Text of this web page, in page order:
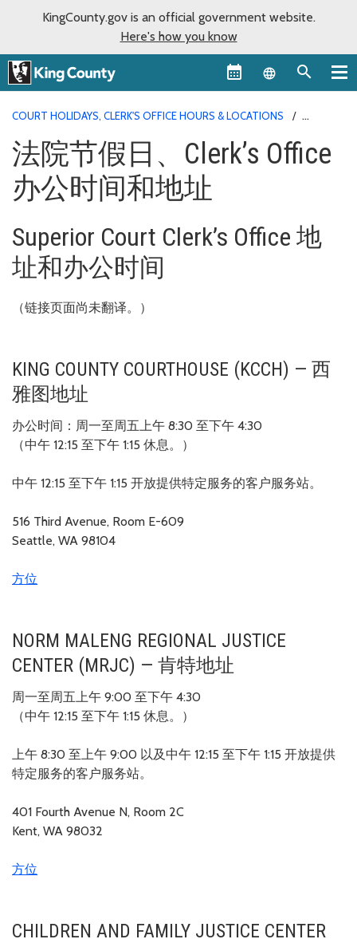
KingCounty.gov is an official government website.
Here's how you know
Language
COURT HOLIDAYS, CLERK'S OFFICE HOURS & LOCATIONS
法院节假日、Clerk’s Office
办公时间和地址
Superior Court Clerk’s Office 地
址和办公时间
（链接页面尚未翻译。）
KING COUNTY COURTHOUSE (KCCH) — 西
雅图地址
办公时间：周一至周五上午 8:30 至下午 4:30
（中午 12:15 至下午 1:15 休息。）
中午 12:15 至下午 1:15 开放提供特定服务的客户服务站。
516 Third Avenue, Room E-609
Seattle, WA 98104
方位
NORM MALENG REGIONAL JUSTICE
CENTER (MRJC) — 肯特地址
周一至周五上午 9:00 至下午 4:30
（中午 12:15 至下午 1:15 休息。）
上午 8:30 至上午 9:00 以及中午 12:15 至下午 1:15 开放提供
特定服务的客户服务站。
401 Fourth Avenue N, Room 2C
Kent, WA 98032
方位
CHILDREN AND FAMILY JUSTICE CENTER